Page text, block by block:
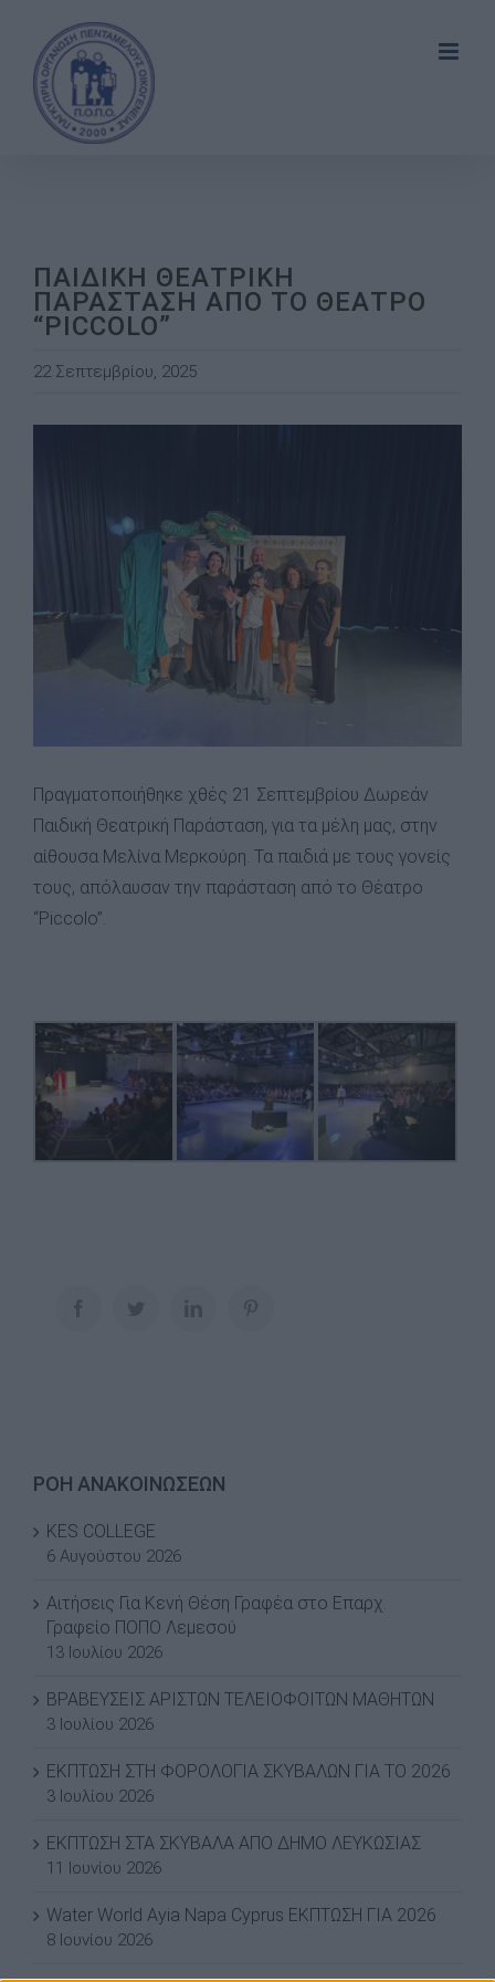
content
ΠΑΙΔΙΚΗ ΘΕΑΤΡΙΚΗ
ΠΑΡΑΣΤΑΣΗ ΑΠΟ ΤΟ ΘΕΑΤΡΟ
“PICCOLO”
22 Σεπτεμβρίου, 2025
Πραγματοποιήθηκε χθές 21 Σεπτεμβρίου Δωρεάν
Παιδική Θεατρική Παράσταση, για τα μέλη μας, στην
αίθουσα Μελίνα Μερκούρη. Τα παιδιά με τους γονείς
τους, απόλαυσαν την παράσταση από το Θέατρο
“Piccolo”.
ΡΟΗ ΑΝΑΚΟΙΝΩΣΕΩΝ
KES COLLEGE
6 Αυγούστου 2026
Αιτήσεις Για Κενή Θέση Γραφέα στο Επαρχ.
Γραφείο ΠΟΠΟ Λεμεσού
13 Ιουλίου 2026
ΒΡΑΒΕΥΣΕΙΣ ΑΡΙΣΤΩΝ ΤΕΛΕΙΟΦΟΙΤΩΝ ΜΑΘΗΤΩΝ
3 Ιουλίου 2026
ΕΚΠΤΩΣΗ ΣΤΗ ΦΟΡΟΛΟΓΙΑ ΣΚΥΒΑΛΩΝ ΓΙΑ ΤΟ 2026
3 Ιουλίου 2026
ΕΚΠΤΩΣΗ ΣΤΑ ΣΚΥΒΑΛΑ ΑΠΟ ΔΗΜΟ ΛΕΥΚΩΣΙΑΣ
11 Ιουνίου 2026
Water World Ayia Napa Cyprus ΕΚΠΤΩΣΗ ΓΙΑ 2026
8 Ιουνίου 2026